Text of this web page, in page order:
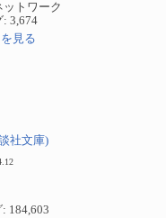
トワーク
3,674
見る
社文庫)
184,603